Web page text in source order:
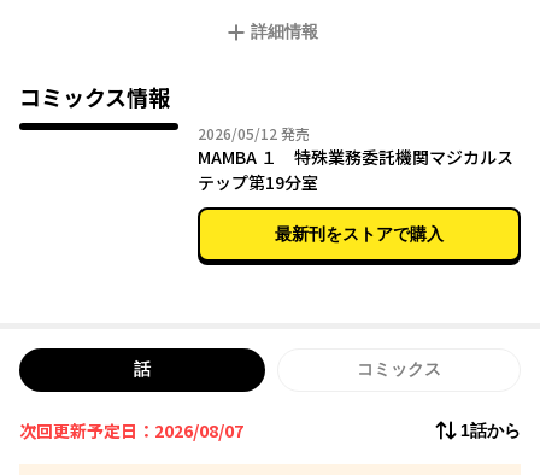
室長の時村は、子供のような見た目をしているが、数々の不審な
詳細情報
コミックス情報
2026/05/12 2026年05月12日
発売
MAMBA １ 特殊業務委託機関マジカルス
テップ第19分室
最新刊をストアで購入
話 コミックス
次回更新予定日：2026/08/07 1話から